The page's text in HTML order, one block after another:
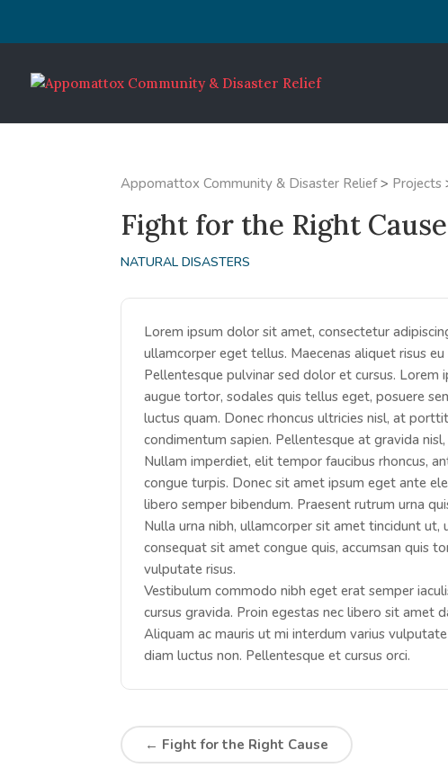
Appomattox Community & Disaster Relief> Projects
Fight for the Right Cause
NATURAL DISASTERS
Lorem ipsum dolor sit amet, consectetur
ullamcorper eget tellus. Maecenas aliquet risus
Pellentesque pulvinar sed dolor et cursus.
augue tortor, sodales quis tellus eget, posuere
luctus quam. Donec rhoncus ultricies nisl, at
condimentum sapien. Pellentesque at gravida
Nullam imperdiet, elit tempor faucibus rhoncus,
congue turpis. Donec sit amet ipsum eget ante
libero semper bibendum. Praesent rutrum urna
Nulla urna nibh, ullamcorper sit amet tincidunt ut,
consequat sit amet congue quis, accumsan quis
vulputate risus.
Vestibulum commodo nibh eget erat semper
cursus gravida. Proin egestas nec libero sit amet
Aliquam ac mauris ut mi interdum varius
diam luctus non. Pellentesque et cursus orci.
← Fight for the Right Cause